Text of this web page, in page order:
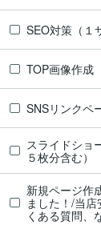
SEO対策（１
TOP画像作成
SNSリンクペ
スライドショ
５枚分含む）
新規ページ作
ました！/当
くある質問、